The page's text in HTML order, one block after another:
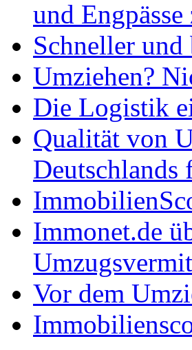
und
Schneller
Umziehen?
Die Logistik
Qualität von
Deutschlands
Immonet.de
Vor dem